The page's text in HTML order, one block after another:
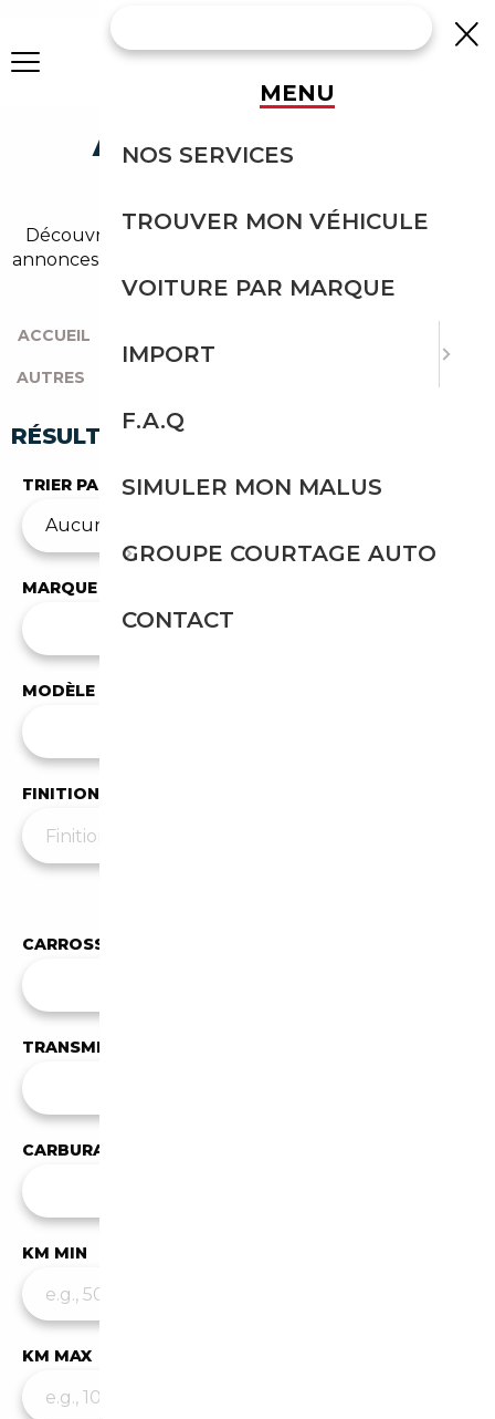
AUDI Q2 AUTRES
Découvrez un large choix de audi autres dans nos
annonces de q2. Un import sans effort avec Courtage
Auto.
ACCUEIL
AUTRES
RÉSULTATS DE VOTRE RECHERCHE
TRIER PAR
MARQUE
Audi
MODÈLE
FINITION
CARROSSERIE
TRANSMISSION
CARBURANT
KM MIN
KM MAX
MENU
NOS SERVICES
TROUVER MON VÉHICULE
VOITURE PAR MARQUE
IMPORT
F.A.Q
SIMULER MON MALUS
GROUPE COURTAGE AUTO
CONTACT